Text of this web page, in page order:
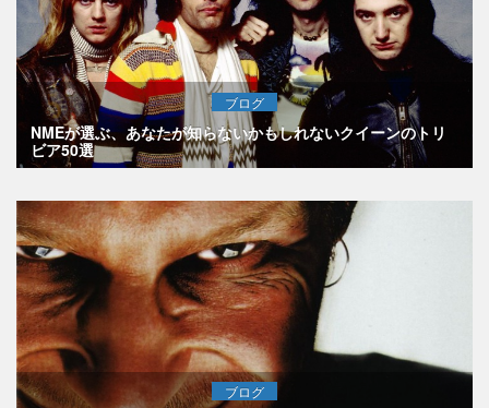
ブログ
NMEが選ぶ、あなたが知らないかもしれないクイーンのトリ
ビア50選
ブログ